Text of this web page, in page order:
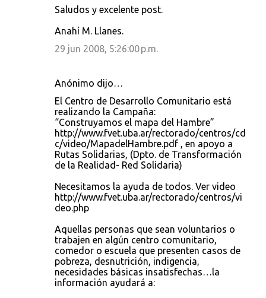
Saludos y excelente post.
Anahí M. Llanes.
29 jun 2008, 5:26:00 p.m.
Anónimo dijo…
El Centro de Desarrollo Comunitario está
realizando la Campaña:
“Construyamos el mapa del Hambre”
http://www.fvet.uba.ar/rectorado/centros/cd
c/video/MapadelHambre.pdf , en apoyo a
Rutas Solidarias, (Dpto. de Transformación
de la Realidad- Red Solidaria)
Necesitamos la ayuda de todos. Ver video
http://www.fvet.uba.ar/rectorado/centros/vi
deo.php
Aquellas personas que sean voluntarios o
trabajen en algún centro comunitario,
comedor o escuela que presenten casos de
pobreza, desnutrición, indigencia,
necesidades básicas insatisfechas…la
información ayudará a: